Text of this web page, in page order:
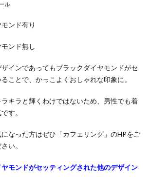
ル
ンド有り
ンド無し
インであってもブラックダイヤモンドがセ
ことで、かっこよくおしゃれな印象に。
キラと輝くわけではないため、男性でも着
す。
なった方はぜひ「カフェリング」のHPをご
い。
モンドがセッティングされた他のデザイン